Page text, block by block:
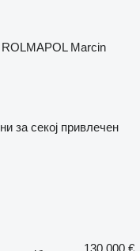
Marcin
за секој привлечен
130.000 €